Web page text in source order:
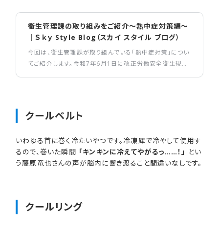
衛生管理課の取り組みをご紹介～熱中症対策編～
｜Ｓｋｙ Style Blog（スカイ スタイル ブログ）
今回は、衛生管理課が取り組んでいる「熱中症対策」につい
てご紹介します。令和7年6月1日に改正労働安全衛生規則
水分補給の目安を展開し、社内業務でも熱中症対策を徹底
しっかりと行い、健康に過ごしましょう！
クールベルト
いわゆる首に巻く冷たいやつです。冷凍庫で冷やして使用す
るので、巻いた瞬間 「キンキンに冷えてやがるっ……！」 とい
う藤原竜也さんの声が脳内に響き渡ること間違いなしです。
クールリング